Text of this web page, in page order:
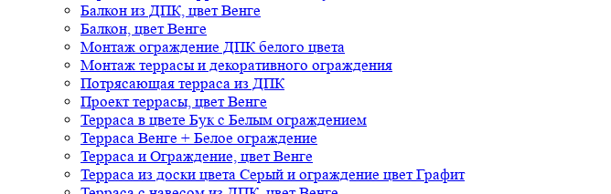
Балкон из ДПК, цвет Венге
Балкон, цвет Венге
Монтаж ограждение ДПК белого цвета
Монтаж террасы и декоративного ограждения
Потрясающая терраса из ДПК
Проект террасы, цвет Венге
Терраса в цвете Бук с Белым ограждением
Терраса Венге + Белое ограждение
Терраса и Ограждение, цвет Венге
Терраса из доски цвета Серый и ограждение цвет Графит